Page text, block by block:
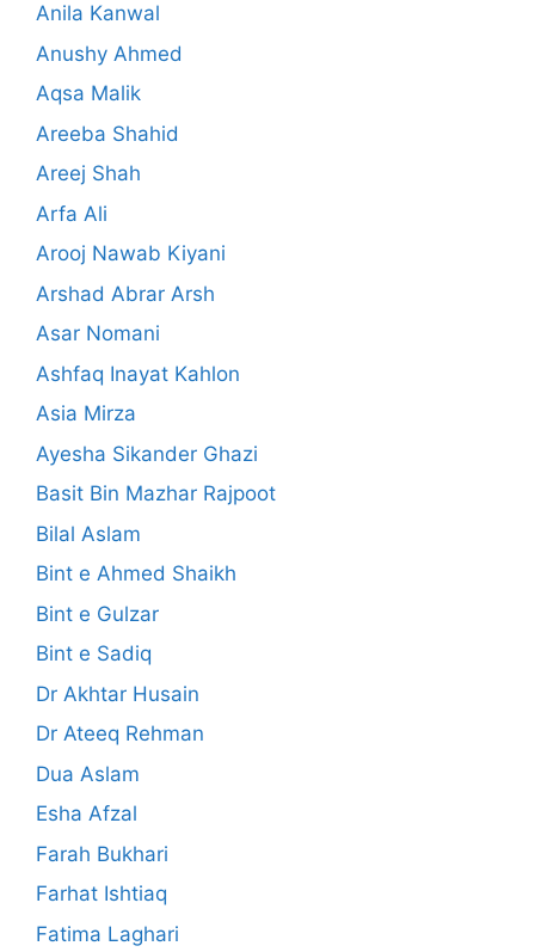
Anila Kanwal
Anushy Ahmed
Aqsa Malik
Areeba Shahid
Areej Shah
Arfa Ali
Arooj Nawab Kiyani
Arshad Abrar Arsh
Asar Nomani
Ashfaq Inayat Kahlon
Asia Mirza
Ayesha Sikander Ghazi
Basit Bin Mazhar Rajpoot
Bilal Aslam
Bint e Ahmed Shaikh
Bint e Gulzar
Bint e Sadiq
Dr Akhtar Husain
Dr Ateeq Rehman
Dua Aslam
Esha Afzal
Farah Bukhari
Farhat Ishtiaq
Fatima Laghari